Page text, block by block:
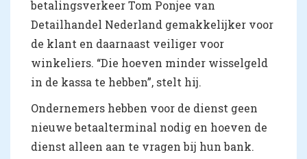
betalingsverkeer Tom Ponjee van
Detailhandel Nederland gemakkelijker voor
de klant en daarnaast veiliger voor
winkeliers. “Die hoeven minder wisselgeld
in de kassa te hebben”, stelt hij.
Ondernemers hebben voor de dienst geen
nieuwe betaalterminal nodig en hoeven de
dienst alleen aan te vragen bij hun bank.